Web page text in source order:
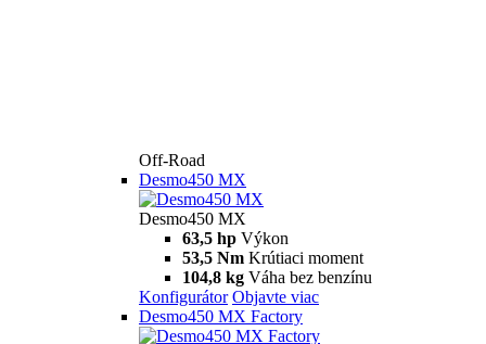
Off-Road
Desmo450 MX
Desmo450 MX
63,5 hp Výkon
53,5 Nm Krútiaci moment
104,8 kg Váha bez benzínu
Konfigurátor Objavte viac
Desmo450 MX Factory